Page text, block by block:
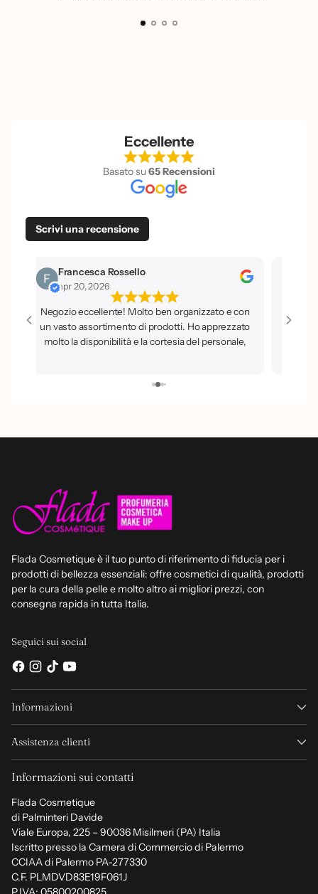
Eccellente
Basato su 65 Recensioni
Scrivi una recensione
Francesca Rossello
apr 20, 2026
Negozio eccellente! Molto ben organizzato e con
un vasto assortimento di prodotti. Ho apprezzato
molto la disponibilità e la cortesia del personale,
Flada Cosmetique è il tuo punto di riferimento di fiducia per i
prodotti di bellezza essenziali: offre cosmetici di qualità, prodotti
per la cura della pelle e molto altro ai migliori prezzi, con
consegna rapida in tutta Italia.
Seguici sui social
Informazioni
Assistenza clienti
Informazioni sui contatti
Flada Cosmetique
di Palminteri Davide
Viale Europa, 225 – 90036 Misilmeri (PA) Italia
Iscritto presso la Camera di Commercio di Palermo
CCIAA di Palermo PA-277330
C.F. PLMDVD83E19F061J